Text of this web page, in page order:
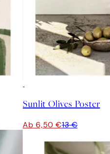
Sunlit Olives Poster
Ab 6,50 €13 €